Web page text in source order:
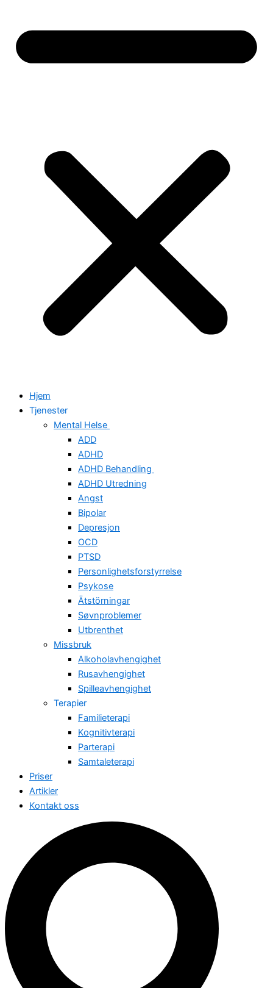
Hjem
Tjenester
Mental Helse
ADD
ADHD
ADHD Behandling
ADHD Utredning
Angst
Bipolar
Depresjon
OCD
PTSD
Personlighetsforstyrrelse
Psykose
Ätstörningar
Søvnproblemer
Utbrenthet
Missbruk
Alkoholavhengighet
Rusavhengighet
Spilleavhengighet
Terapier
Familieterapi
Kognitivterapi
Parterapi
Samtaleterapi
Priser
Artikler
Kontakt oss